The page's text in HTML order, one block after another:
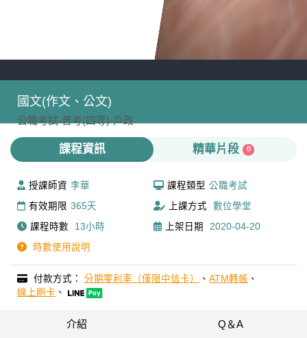
國文(作文、公文)
公職考試-普考(四等)-戶政
課程資訊 精華片段 0
授課師資 李華 課程類型 公職考試
有效期限 365天 上課方式
數位學堂
課程時數
13小時 上架日期
2020-04-20
時數使用說明
付款方式：分期零利率（僅限中信卡） 、ATM轉帳 、
線上刷卡 、
介紹 Q＆A